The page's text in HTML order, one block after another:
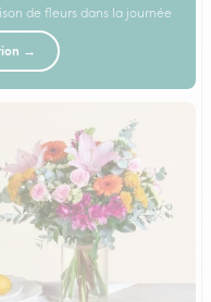
de fleurs dans la journée
→